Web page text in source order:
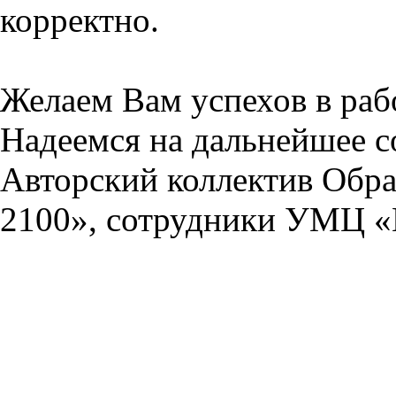
корректно.
Желаем Вам успехов в
Надеемся на дальнейшее
Авторский коллектив
2100», сотрудники УМЦ